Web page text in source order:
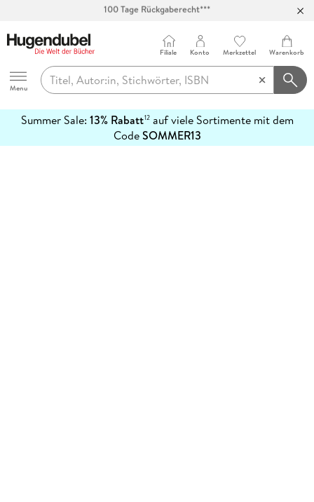
100 Tage Rückgaberecht***
Hugendubel
Menu
Filiale Konto Merkzettel Warenkorb
Summer Sale: 13% Rabatt12auf viele Sortimente mit dem
CodeSOMMER13
erfahren